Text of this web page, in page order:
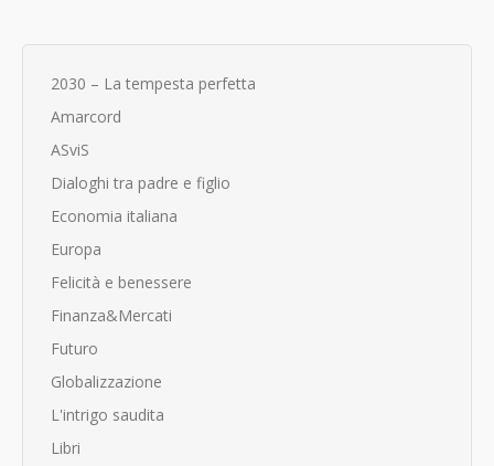
2030 – La tempesta perfetta
Amarcord
ASviS
Dialoghi tra padre e figlio
Economia italiana
Europa
Felicità e benessere
Finanza&Mercati
Futuro
Globalizzazione
L'intrigo saudita
Libri